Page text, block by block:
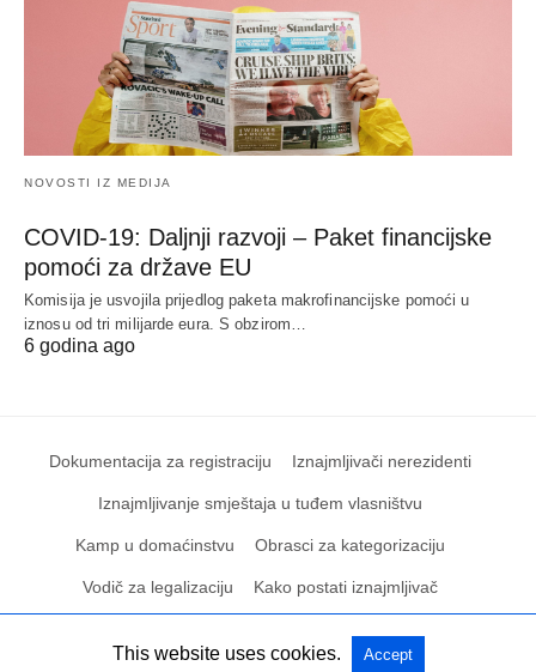
NOVOSTI IZ MEDIJA
COVID-19: Daljnji razvoji – Paket financijske
pomoći za države EU
Komisija je usvojila prijedlog paketa makrofinancijske pomoći u
iznosu od tri milijarde eura. S obzirom…
6 godina ago
Dokumentacija za registraciju Iznajmljivači nerezidenti
Iznajmljivanje smještaja u tuđem vlasništvu
Kamp u domaćinstvu Obrasci za kategorizaciju
Vodič za legalizaciju Kako postati iznajmljivač
All Rights Reserved View Non-AMP Version
This website uses cookies. Accept